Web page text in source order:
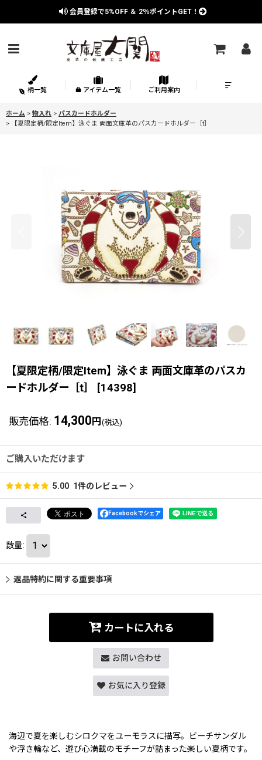
会員登録で5%OFF ＆ 2％ポイントGET！
柄一覧 アイテム一覧 ご利用案内
ホーム > 物入れ > パスカードホルダー
>
【夏限定柄/限定Item】泳ぐま 両面文庫革のパスカードホルダー［t］
【夏限定柄/限定Item】泳ぐま 両面文庫革のパスカ
ードホルダー［t］
[14398]
販売価格: 14,300 円 (税込)
ご購入いただけます
5.00 1件のレビュー
Facebookでシェア
数量:
返品特約に関する重要事項
カートに入れる
お問い合わせ
お気に入り登録
海辺で夏を楽しむシロクマをユーモラスに描写。ビーチサンダル
や浮き輪など、遊び心満載のモチーフが詰まった楽しい夏柄です。